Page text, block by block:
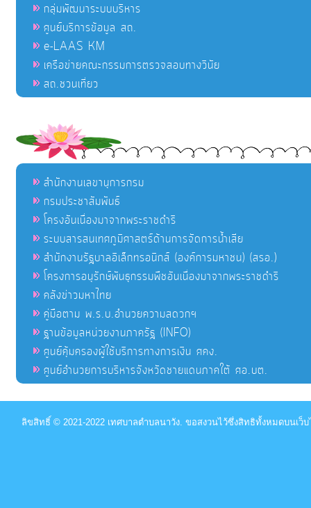
กลุ่มพัฒนาระบบบริหาร
ศูนย์บริการข้อมูล สถ.
e-LAAS KM
เครือข่ายคณะกรรมการตรวจสอบทางวินัย
สถ.ชวนเที่ยว
สำนักงานเลขานุการกรม
กรมประชาสัมพันธ์
โครงอันเนื่องมาจากพระราชดำริ
ระบบสารสนเทศภูมิศาสตร์ด้านการจัดการน้ำเสีย
สำนักงานรัฐบาลอิเล็กทรอนิกส์ (องค์การมหาชน) (สรอ.)
โครงการอนุรักษ์พันธุกรรมพืชอันเนื่องมาจากพระราชดำริ
คลังข่าวมหาไทย
คู่มือตาม พ.ร.บ.อำนวยความสดวกฯ
ฐานข้อมูลหน่วยงานภาครัฐ (INFO)
ศูนย์คุ้มครองผู้ใช้บริการทางการเงิน ศคง.
ศูนย์อำนวยการบริหารจังหวัดชายแดนภาคใต้ ศอ.บต.
ลิขสิทธิ์ © 2021-2022 เทศบาลตำบลนาวัง. ขอสงวนไว้ซึ่งสิทธิทั้งหมดบนเ